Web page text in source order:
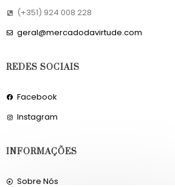
(+351) 924 008 228
geral@mercadodavirtude.com
REDES SOCIAIS
Facebook
Instagram
INFORMAÇÕES
Sobre Nós